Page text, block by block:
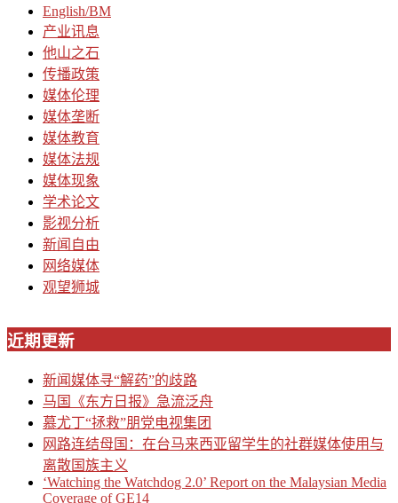
English/BM
产业讯息
他山之石
传播政策
媒体伦理
媒体垄断
媒体教育
媒体法规
媒体现象
学术论文
影视分析
新闻自由
网络媒体
观望狮城
近期更新
新闻媒体寻“解药”的歧路
马国《东方日报》急流泛舟
慕尤丁“拯救”朋党电视集团
网路连结母国：在台马来西亚留学生的社群媒体使用与
离散国族主义
‘Watching the Watchdog 2.0’ Report on the Malaysian Media
Coverage of GE14